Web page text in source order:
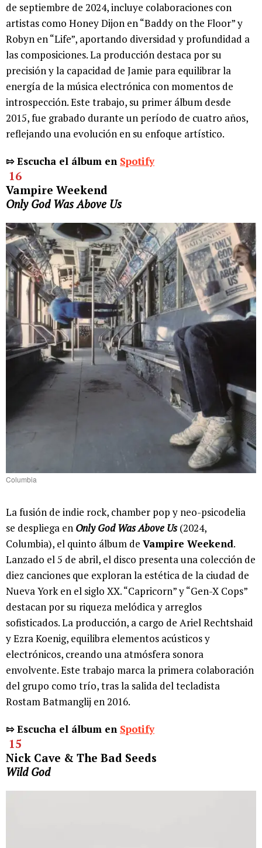
de septiembre de 2024, incluye colaboraciones con
artistas como Honey Dijon en “Baddy on the Floor” y
Robyn en “Life”, aportando diversidad y profundidad a
las composiciones. La producción destaca por su
precisión y la capacidad de Jamie para equilibrar la
energía de la música electrónica con momentos de
introspección. Este trabajo, su primer álbum desde
2015, fue grabado durante un período de cuatro años,
reflejando una evolución en su enfoque artístico.
⇰ Escucha el álbum en Spotify
16
Vampire Weekend
Only God Was Above Us
Columbia
La fusión de indie rock, chamber pop y neo-psicodelia
se despliega en Only God Was Above Us(2024,
Columbia), el quinto álbum de Vampire Weekend.
Lanzado el 5 de abril, el disco presenta una colección de
diez canciones que exploran la estética de la ciudad de
Nueva York en el siglo XX. “Capricorn” y “Gen-X Cops”
destacan por su riqueza melódica y arreglos
sofisticados. La producción, a cargo de Ariel Rechtshaid
y Ezra Koenig, equilibra elementos acústicos y
electrónicos, creando una atmósfera sonora
envolvente. Este trabajo marca la primera colaboración
del grupo como trío, tras la salida del tecladista
Rostam Batmanglij en 2016.
⇰ Escucha el álbum en Spotify
15
Nick Cave & The Bad Seeds
Wild God